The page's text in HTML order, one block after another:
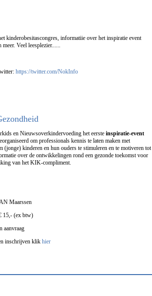
kinderobesitascongres, informatiie over het inspiratie event
Veel leesplezier......
: https://twitter.com/NokInfo
en Nieuwsoverkindervoeding het eerste inspiratie-event
om professionals kennis te laten maken met
(jonge) kinderen en hun ouders te stimuleren en te motiveren tot
over de ontwikkelingen rond een gezonde toekomst voor
van het KIK-compliment.
Maarssen
15,- (ex btw)
aanvraag
inschrijven klik hier